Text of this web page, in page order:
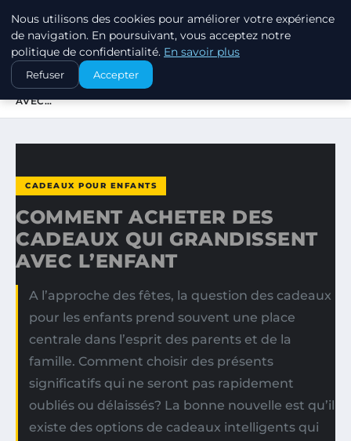
SWISSTALES
ACCUEIL
CADEAUX POUR ENFANTS
COMMENT ACHETER DES CADEAUX QUI GRANDISSENT
AVEC…
CADEAUX POUR ENFANTS
COMMENT ACHETER DES
CADEAUX QUI GRANDISSENT
AVEC L’ENFANT
A l’approche des fêtes, la question des cadeaux
pour les enfants prend souvent une place
centrale dans l’esprit des parents et de la
famille. Comment choisir des présents
significatifs qui ne seront pas rapidement
oubliés ou délaissés? La bonne nouvelle est qu’il
existe des options de cadeaux intelligents qui
Nous utilisons des cookies pour améliorer votre expérience
de navigation. En poursuivant, vous acceptez notre
politique de confidentialité. En savoir plus
Refuser Accepter